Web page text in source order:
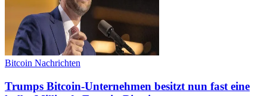
Bitcoin Nachrichten
Trumps Bitcoin-Unternehmen besitzt nun fast eine